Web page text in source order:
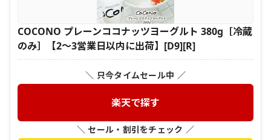
COCONO プレーンココナッツヨーグルト 380g［冷蔵
のみ］【2〜3営業日以内に出荷】[D9][R]
＼ 只今タイムセール中 ／
楽天で探す
＼ セール・割引をチェック ／